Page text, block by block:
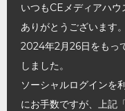
いつもCEメディアハ
ありがとうございます。
2024年2月26日をもっ
しました。
ソーシャルログインを
にお手数ですが、上記